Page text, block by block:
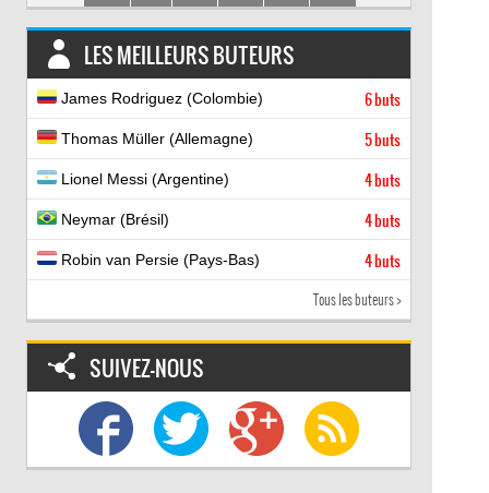
LES MEILLEURS BUTEURS
James Rodriguez (Colombie) 6 buts
Thomas Müller (Allemagne) 5 buts
Lionel Messi (Argentine) 4 buts
Neymar (Brésil) 4 buts
Robin van Persie (Pays-Bas) 4 buts
Tous les buteurs >
SUIVEZ-NOUS